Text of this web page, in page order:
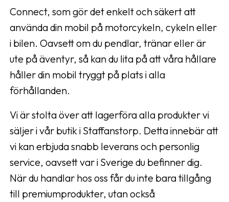
Connect, som gör det enkelt och säkert att
använda din mobil på motorcykeln, cykeln eller
i bilen. Oavsett om du pendlar, tränar eller är
ute på äventyr, så kan du lita på att våra hållare
håller din mobil tryggt på plats i alla
förhållanden.
Vi är stolta över att lagerföra alla produkter vi
säljer i vår butik i Staffanstorp. Detta innebär att
vi kan erbjuda snabb leverans och personlig
service, oavsett var i Sverige du befinner dig.
När du handlar hos oss får du inte bara tillgång
till premiumprodukter, utan också